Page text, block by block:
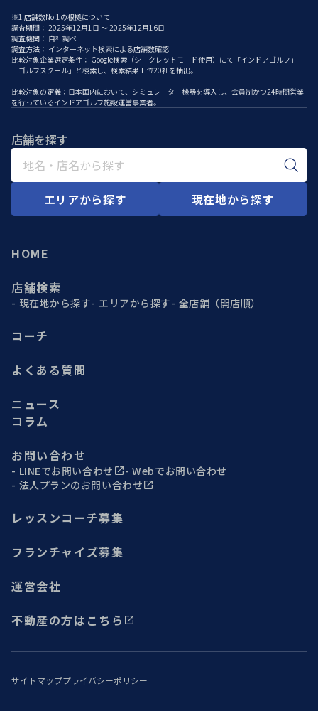
※1 店舗数No.1の根拠について
調査期間： 2025年12月1日 ～ 2025年12月16日
調査機関： 自社調べ
調査方法： インターネット検索による店舗数確認
比較対象企業選定条件： Google検索（シークレットモード使用）にて「インドアゴルフ」
「ゴルフスクール」と検索し、検索結果上位20社を抽出。
比較対象の定義：日本国内において、シミュレーター機器を導入し、会員制かつ24時間営業
を行っているインドアゴルフ施設運営事業者。
店舗を探す
エリアから探す 現在地から探す
HOME
店舗検索
現在地から探す エリアから探す 全店舗（開店順）
コーチ
よくある質問
ニュース
コラム
お問い合わせ
LINEでお問い合わせ
Webでお問い合わせ
法人プランのお問い合わせ
レッスンコーチ募集
フランチャイズ募集
運営会社
不動産の方はこちら
サイトマッププライバシーポリシー